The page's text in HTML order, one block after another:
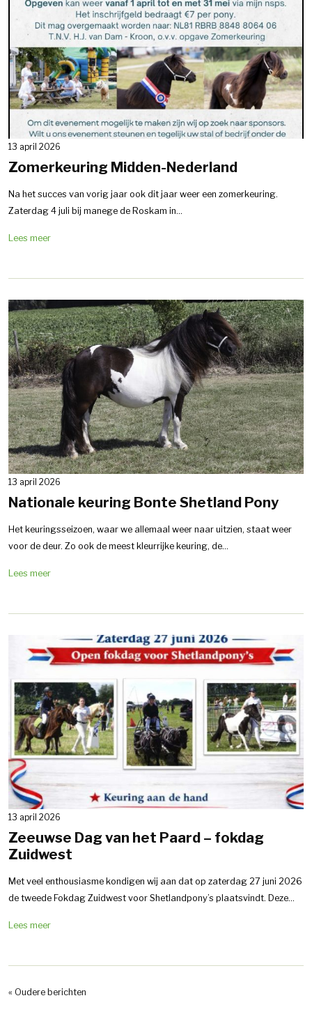
13 april 2026
Zomerkeuring Midden-Nederland
Na het succes van vorig jaar ook dit jaar weer een zomerkeuring.
Zaterdag 4 juli bij manege de Roskam in...
Lees meer
13 april 2026
Nationale keuring Bonte Shetland Pony
Het keuringsseizoen, waar we allemaal weer naar uitzien, staat weer
voor de deur. Zo ook de meest kleurrijke keuring, de...
Lees meer
13 april 2026
Zeeuwse Dag van het Paard – fokdag
Zuidwest
Met veel enthousiasme kondigen wij aan dat op zaterdag 27 juni 2026
de tweede Fokdag Zuidwest voor Shetlandpony’s plaatsvindt. Deze...
Lees meer
« Oudere berichten